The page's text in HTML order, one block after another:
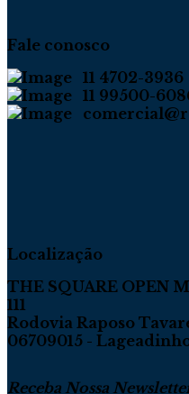
Fale conosco
11 4702-3936
11 99500-
Localização
THE SQUARE OPEN
111
Rodovia Raposo
06709015 -
Receba Nossa